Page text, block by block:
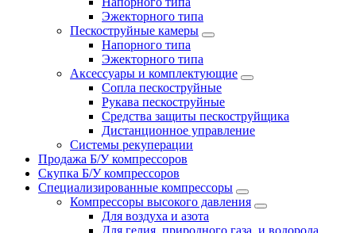
Эжекторного типа
Пескоструйные камеры
Напорного типа
Эжекторного типа
Аксессуары и комплектующие
Сопла пескоструйные
Рукава пескоструйные
Средства защиты пескоструйщика
Дистанционное управление
Системы рекуперации
Продажа Б/У компрессоров
Скупка Б/У компрессоров
Специализированные компрессоры
Компрессоры высокого давления
Для воздуха и азота
Для гелия, природного газа, и водорода